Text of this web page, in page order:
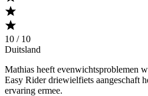
10 / 10
Duitsland
Mathias heeft evenwichtsproblemen
Easy Rider driewielfiets aangeschaft
ervaring ermee.